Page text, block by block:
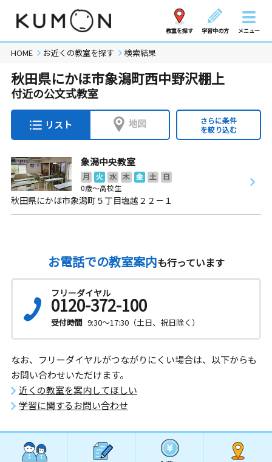
教室を探す 学習中の方 メニュー
HOME お近くの教室を探す 検索結果
秋田県にかほ市象潟町西中野沢棚上
付近の公文式教室
リスト 地図
さらに条件
を絞り込む
象潟中央教室
月 火 水 木 金 土
日
0歳～高校生
秋田県にかほ市象潟町５丁目塩越２２－１
お電話での教室案内も行っています
フリーダイヤル
0120-372-100
受付時間 9:30～17:30（土日、祝日除く）
なお、フリーダイヤルがつながりにくい場合は、以下からも
お問い合わせいただけます。
近くの教室を案内してほしい
学習に関するお問い合わせ